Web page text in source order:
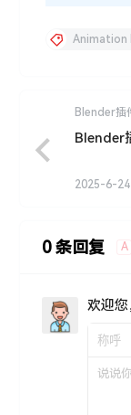
Animation
Blender插
Blender
2025-6-
0 条回复 A
欢迎您